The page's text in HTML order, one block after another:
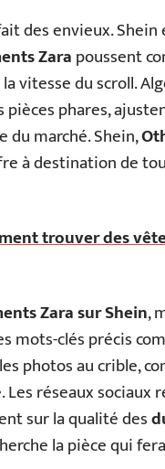
des envieux.
Zarapoussent
vitesse du scroll.
phares,
du marché. Shein,
à destination de
trouver des
Zara sur Shein,
mots-clés précis
photos au crible,
réseaux
sur la qualité des
la pièce qui